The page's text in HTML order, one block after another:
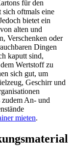
für den
oftmals eine
bietet ein
alten und
Verschenken oder
Dingen
kaputt sind,
Wertstoff zu
sich gut, um
Geschirr und
zudem An- und
mieten.